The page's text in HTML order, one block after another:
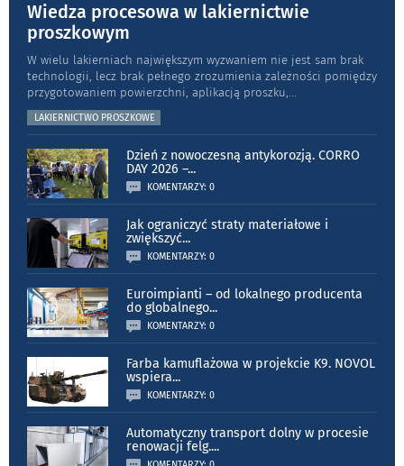
Wiedza procesowa w lakiernictwie
proszkowym
W wielu lakierniach największym wyzwaniem nie jest sam brak
technologii, lecz brak pełnego zrozumienia zależności pomiędzy
przygotowaniem powierzchni, aplikacją proszku,...
LAKIERNICTWO PROSZKOWE
Dzień z nowoczesną antykorozją. CORRO
DAY 2026 –...
KOMENTARZY: 0
Jak ograniczyć straty materiałowe i
zwiększyć...
KOMENTARZY: 0
Euroimpianti – od lokalnego producenta
do globalnego...
KOMENTARZY: 0
Farba kamuflażowa w projekcie K9. NOVOL
wspiera...
KOMENTARZY: 0
Automatyczny transport dolny w procesie
renowacji felg....